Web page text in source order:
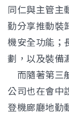
同仁與主管主
勤分享推動裝
機安全功能；
劃，以及裝備
而隨著第三
公司也在會中
登機廊廳地勤